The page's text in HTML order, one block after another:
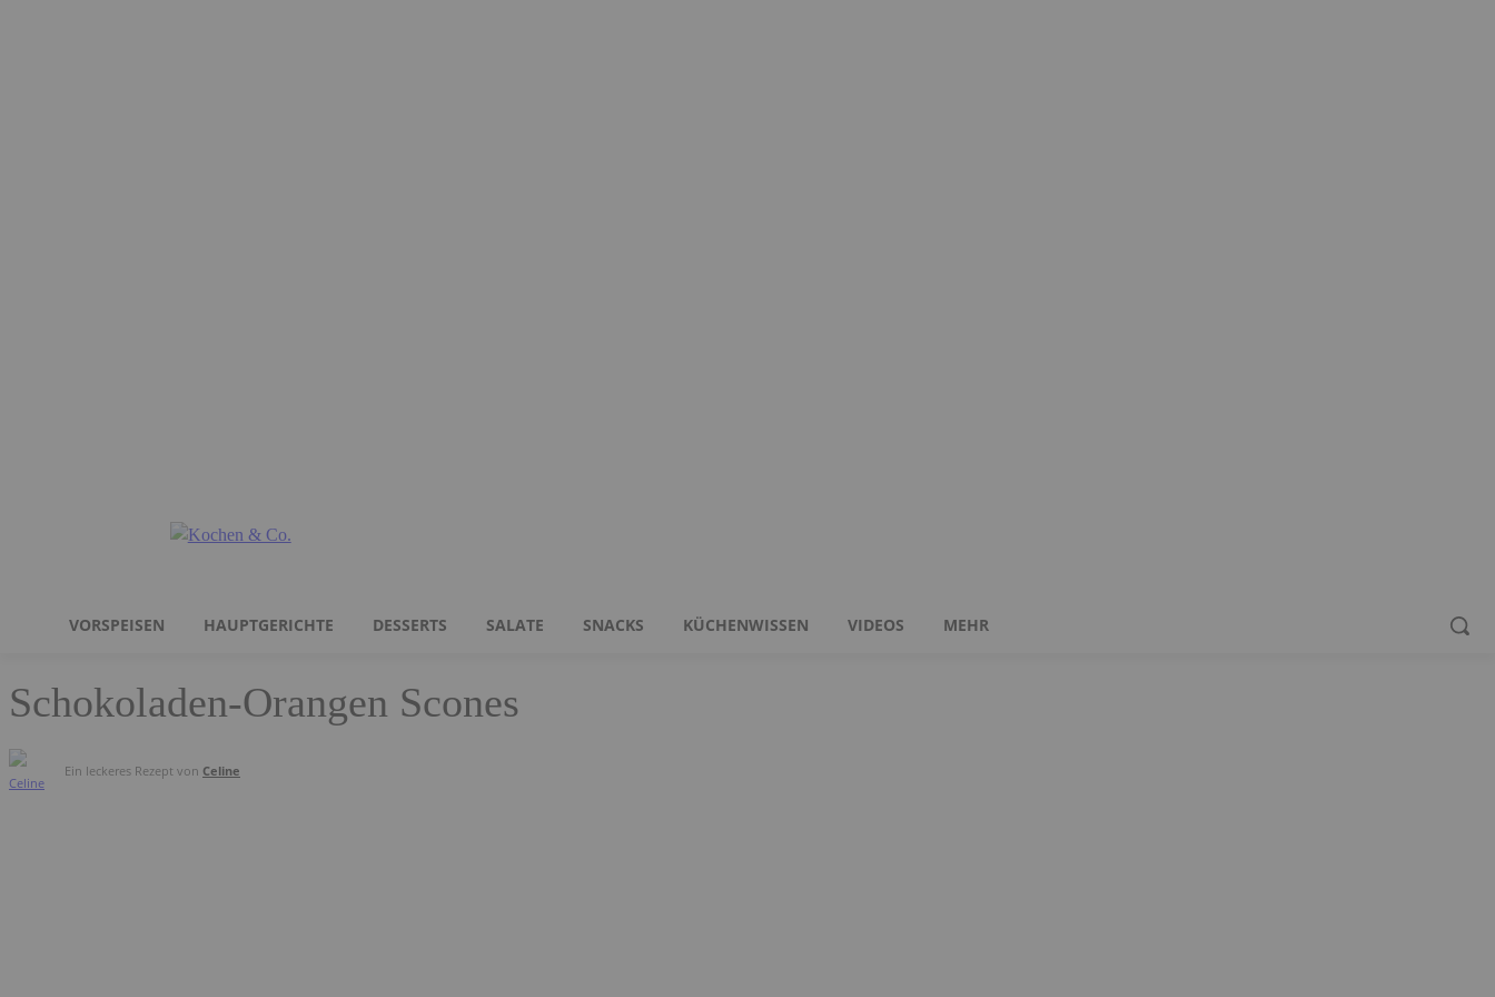
VORSPEISEN HAUPTGERICHTE DESSERTS SALATE SNACKS KÜCHENWISSEN VIDEOS MEHR
Schokoladen-Orangen Scones
Ein leckeres Rezept von Celine